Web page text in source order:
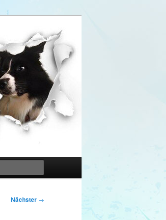
Nächster →